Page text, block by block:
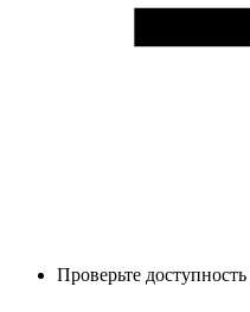
Проверьте